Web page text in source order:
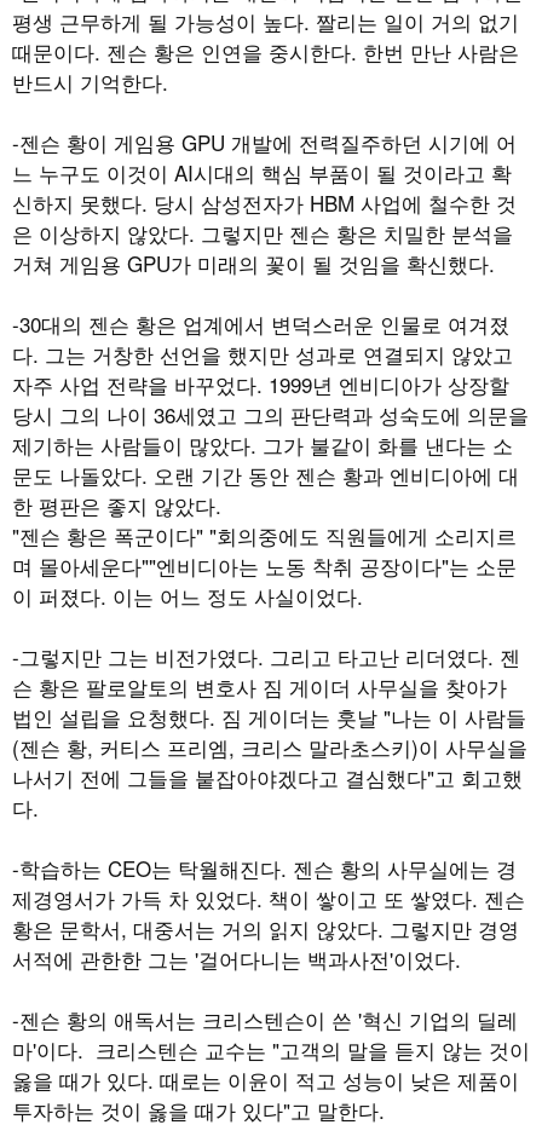
평생 근무하게 될 가능성이 높다. 짤리는 일이 거의 없기
때문이다. 젠슨 황은 인연을 중시한다. 한번 만난 사람은
반드시 기억한다.
-젠슨 황이 게임용 GPU 개발에 전력질주하던 시기에 어
느 누구도 이것이 AI시대의 핵심 부품이 될 것이라고 확
신하지 못했다. 당시 삼성전자가 HBM 사업에 철수한 것
은 이상하지 않았다. 그렇지만 젠슨 황은 치밀한 분석을
거쳐 게임용 GPU가 미래의 꽃이 될 것임을 확신했다.
-30대의 젠슨 황은 업계에서 변덕스러운 인물로 여겨졌
다. 그는 거창한 선언을 했지만 성과로 연결되지 않았고
자주 사업 전략을 바꾸었다. 1999년 엔비디아가 상장할
당시 그의 나이 36세였고 그의 판단력과 성숙도에 의문을
제기하는 사람들이 많았다. 그가 불같이 화를 낸다는 소
문도 나돌았다. 오랜 기간 동안 젠슨 황과 엔비디아에 대
한 평판은 좋지 않았다.
"젠슨 황은 폭군이다" "회의중에도 직원들에게 소리지르
며 몰아세운다""엔비디아는 노동 착취 공장이다"는 소문
이 퍼졌다. 이는 어느 정도 사실이었다.
-그렇지만 그는 비전가였다. 그리고 타고난 리더였다. 젠
슨 황은 팔로알토의 변호사 짐 게이더 사무실을 찾아가
법인 설립을 요청했다. 짐 게이더는 훗날 "나는 이 사람들
(젠슨 황, 커티스 프리엠, 크리스 말라초스키)이 사무실을
나서기 전에 그들을 붙잡아야겠다고 결심했다"고 회고했
다.
-학습하는 CEO는 탁월해진다. 젠슨 황의 사무실에는 경
제경영서가 가득 차 있었다. 책이 쌓이고 또 쌓였다. 젠슨
황은 문학서, 대중서는 거의 읽지 않았다. 그렇지만 경영
서적에 관한한 그는 '걸어다니는 백과사전'이었다.
-젠슨 황의 애독서는 크리스텐슨이 쓴 '혁신 기업의 딜레
마'이다. 크리스텐슨 교수는 "고객의 말을 듣지 않는 것이
옳을 때가 있다. 때로는 이윤이 적고 성능이 낮은 제품이
투자하는 것이 옳을 때가 있다"고 말한다.